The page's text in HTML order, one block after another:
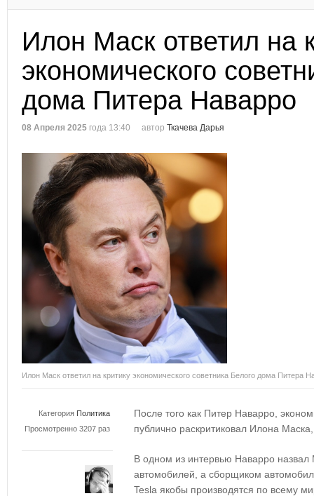
Илон Маск ответил на
экономического
дома Питера Наварро
08 Апреля 2025 года 13:40 автор Ткачева Дарья
Илон Маск ответил на критику экономического советника Белого дома Питера
Категория Политика
Просмотренно 3207 раз
После того как Питер Наварро,
публично раскритиковал Илона
В одном из интервью Наварро назвал
автомобилей, а сборщиком
Tesla якобы производятся по всему